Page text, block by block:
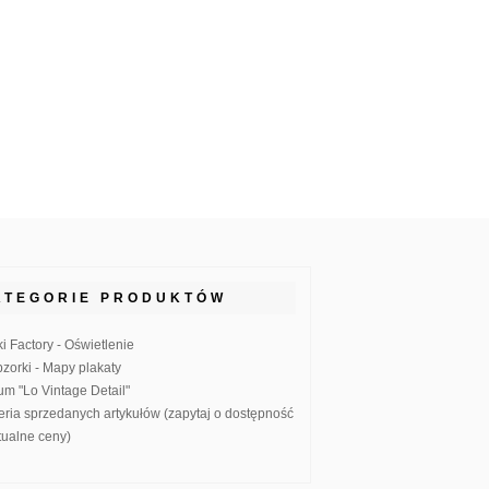
PRODUKTÓW
Factory - Oświetlenie
- Mapy plakaty
"Lo Vintage Detail"
sprzedanych artykułów (zapytaj o dostępność
ceny)